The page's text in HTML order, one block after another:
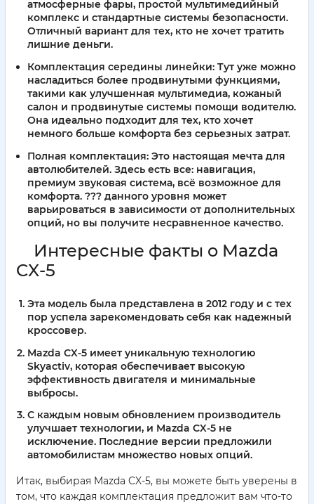
атмосферные фары, простой мультимедийный
комплекс и стандартные системы безопасности.
Отличный вариант для тех, кто не хочет тратить
лишние деньги.
Комплектация середины линейки: Тут уже можно
насладиться более продвинутыми функциями,
такими как улучшенная мультимедиа, кожаный
салон и продвинутые системы помощи водителю.
Она идеально подходит для тех, кто хочет
немного больше комфорта без серьезных затрат.
Полная комплектация: Это настоящая мечта для
автолюбителей. Здесь есть все: навигация,
премиум звуковая система, всё возможное для
комфорта. ??? данного уровня может
варьироваться в зависимости от дополнительных
опций, но вы получите несравненное качество.
Интересные факты о Mazda
CX-5
Эта модель была представлена в 2012 году и с тех
пор успела зарекомендовать себя как надежный
кроссовер.
Mazda CX-5 имеет уникальную технологию
Skyactiv, которая обеспечивает высокую
эффективность двигателя и минимальные
выбросы.
С каждым новым обновлением производитель
улучшает технологии, и Mazda CX-5 не
исключение. Последние версии предложили
автомобилистам множество новых опций.
Итак, выбирая Mazda CX-5, вы можете быть уверены в
том, что каждая комплектация предложит вам что-то